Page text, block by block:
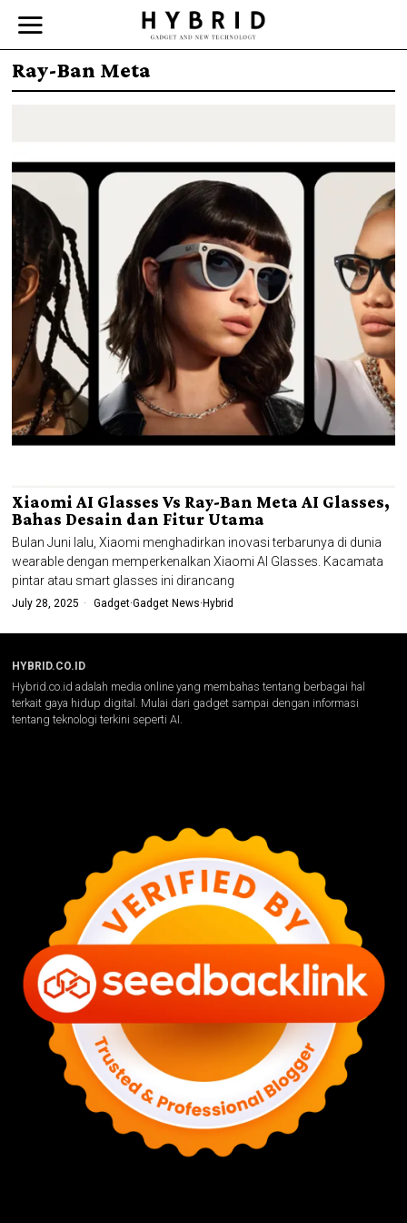
Ray-Ban Meta
Xiaomi AI Glasses Vs Ray-Ban Meta AI Glasses,
Bahas Desain dan Fitur Utama
Bulan Juni lalu, Xiaomi menghadirkan inovasi terbarunya di dunia
wearable dengan memperkenalkan Xiaomi AI Glasses. Kacamata
pintar atau smart glasses ini dirancang
July 28, 2025 Gadget·Gadget News· Hybrid
HYBRID.CO.ID
Hybrid.co.id adalah media online yang membahas tentang berbagai hal
terkait gaya hidup digital. Mulai dari gadget sampai dengan informasi
tentang teknologi terkini seperti AI.